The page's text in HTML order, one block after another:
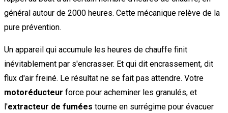
général autour de 2000 heures. Cette mécanique relève de la
pure prévention.
Un appareil qui accumule les heures de chauffe finit
inévitablement par s'encrasser. Et qui dit encrassement, dit
flux d'air freiné. Le résultat ne se fait pas attendre. Votre
motoréducteur force pour acheminer les granulés, et
l'extracteur de fumées tourne en surrégime pour évacuer